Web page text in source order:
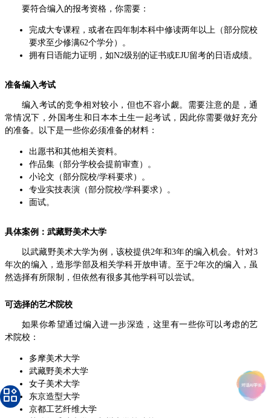
要符合编入的报考资格，你需要：
完成大专课程，或者在四年制本科中修读两年以上（部分院校
要求至少修满62个学分）。
拥有日语能力证明，如N2级别的证书或EJU留考的日语成绩。
准备编入考试
编入考试的竞争相对较小，但也不容小觑。需要注意的是，通
常情况下，外国考生和日本本土生一起考试，因此你需要做好充分
的准备。以下是一些你必须准备的材料：
出愿书和其他相关资料。
作品集（部分学校会提前审查）。
小论文（部分院校/学科要求）。
专业实技表演（部分院校/学科要求）。
面试。
具体案例：武藏野美术大学
以武藏野美术大学为例，该校提供2年和3年的编入机会。针对3
年次的编入，造形学部及相关学科开放申请。至于2年次的编入，虽
然选择有所限制，但依然有很多其他学科可以尝试。
可选择的艺术院校
如果你希望通过编入进一步深造，这里有一些你可以考虑的艺
术院校：
多摩美术大学
武藏野美术大学
女子美术大学
东京造型大学
京都工艺纤维大学